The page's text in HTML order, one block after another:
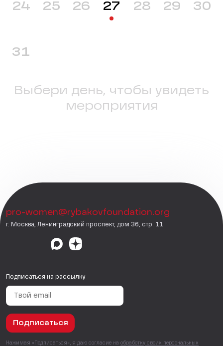
24 25 26 27 28 29 30
31
Выбери день, чтобы увидеть
мероприятия
pro-women@rybakovfoundation.org
г. Москва, Ленинградский проспект, дом 36, стр. 11
Подписаться на рассылку
Подписаться
Нажимая «Подписаться», я даю согласие на обработку своих персональных